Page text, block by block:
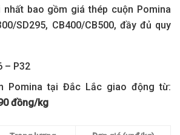
nhất bao gồm giá thép cuộn Pomina
SD295, CB400/CB500, đầy đủ quy
– P32
Pomina tại Đắc Lắc giao động từ:
đồng/kg